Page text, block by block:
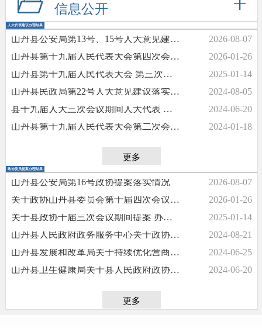
信息公开
人大代表建议办理结果
山丹县公安局第13号、15号人大意见建议落实情况
2026-08-07
山丹县第十九届人民代表大会第四次会议期间代表意见建议办理情况的报告
2026-01-26
山丹县第十九届人民代表大会 第三次会议期间代表意见建议办理情况报告
2025-01-14
山丹县民政局第22号人大意见建议落实情况
2024-08-05
县十九届人大三次会议期间人大代表 第11号意见建议办理情况
2024-06-20
山丹县第十九届人民代表大会第二次会议期间代表意见建议办理情况报告
2024-01-18
更多
政协委员提案办理结果
山丹县公安局第16号政协提案落实情况
2026-08-07
关于政协山丹县委员会第十届四次会议期间委员提案办理情况的报告
2026-01-26
关于县政协十届三次会议期间提案 办理情况的报告
2025-01-14
山丹县人民政府政务服务中心关于政协委员提案办理业务工作进展情况汇报
2024-08-21
山丹县发展和改革局关于持续优化营商环境赋能县域经济加快发展提案办理情况的汇报
2024-06-25
山丹县卫生健康局关于县人民政府政协委员提案办理情况的报告
2024-06-20
更多